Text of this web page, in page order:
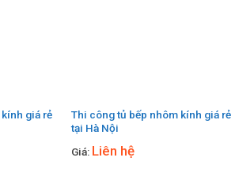
giá rẻ
Thi công tủ bếp nhôm kính giá rẻ
tại Hà Nội
Giá: Liên hệ